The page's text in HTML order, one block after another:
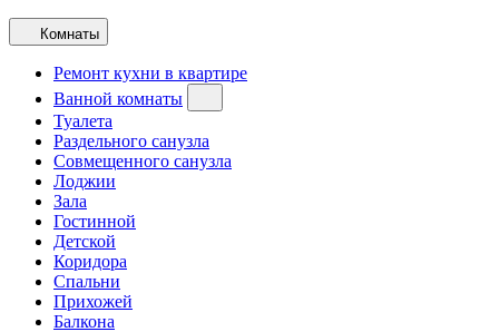
Комнаты
Ремонт кухни в квартире
Ванной комнаты
Туалета
Раздельного санузла
Совмещенного санузла
Лоджии
Зала
Гостинной
Детской
Коридора
Спальни
Прихожей
Балкона